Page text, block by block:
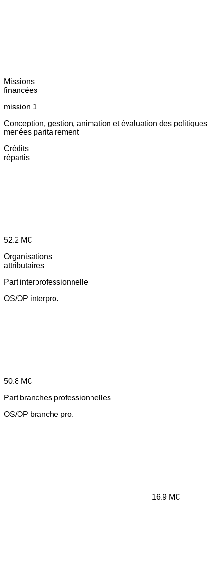
Missions
financées
mission 1
Conception, gestion, animation et évaluation des politiques
menées paritairement
Crédits
répartis
52.2 M€
Organisations
attributaires
Part interprofessionnelle
OS/OP interpro.
50.8 M€
Part branches professionnelles
OS/OP branche pro.
16.9 M€